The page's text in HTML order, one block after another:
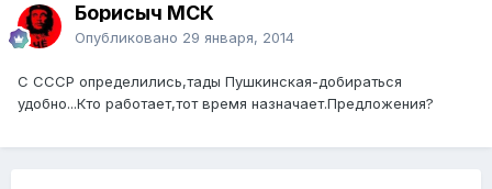
Борисыч МСК
Опубликовано 29 января, 2014
С СССР определились,тады Пушкинская-добираться
удобно...Кто работает,тот время назначает.Предложения?